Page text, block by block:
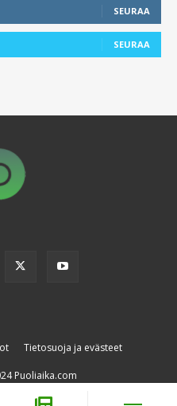
SEURAA
SEURAA
Tietosuoja ja evästeet
Puoliaika.com